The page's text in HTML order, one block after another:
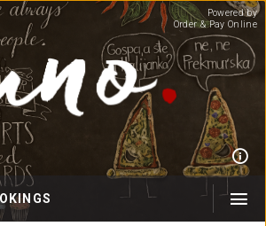
Powered by
Order & Pay Online